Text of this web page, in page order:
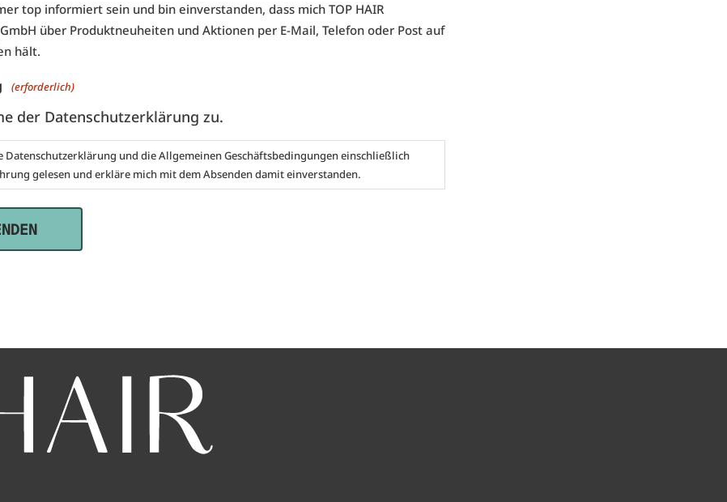
top informiert sein und bin einverstanden, dass mich TOP HAIR
über Produktneuheiten und Aktionen per E-Mail, Telefon oder Post auf
hält.
(erforderlich)
der Datenschutzerklärung zu.
Datenschutzerklärung und dieAllgemeinen Geschäftsbedingungeneinschließlich
gelesen und erkläre mich mit dem Absenden damit einverstanden.